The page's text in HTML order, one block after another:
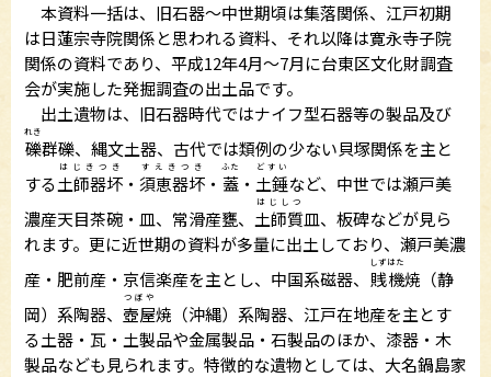
本資料一括は、旧石器～中世期頃は集落関係、江戸初期
は日蓮宗寺院関係と思われる資料、それ以降は寛永寺子院
関係の資料であり、平成12年4月～7月に台東区文化財調査
会が実施した発掘調査の出土品です。
出土遺物は、旧石器時代ではナイフ型石器等の製品及び
礫
れき
群礫、縄文土器、古代では類例の少ない貝塚関係を主と
する土師器坏
はじきつき
・ 須恵器坏
すえきつき
・ 蓋
ふた
・ 土錘
どすい
など、中世では瀬戸美
濃産天目茶碗・皿、常滑産甕、 土師質
はじしつ
皿、板碑などが見ら
れます。更に近世期の資料が多量に出土しており、瀬戸美濃
産・肥前産・京信楽産を主とし、中国系磁器、 賎機
しずはた
焼（静
岡）系陶器、 壺屋
つぼや
焼（沖縄）系陶器、江戸在地産を主とす
る土器・瓦・土製品や金属製品・石製品のほか、漆器・木
製品なども見られます。特徴的な遺物としては、大名鍋島家